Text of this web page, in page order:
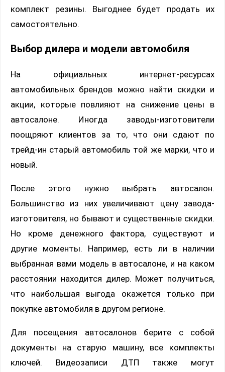
комплект резины. Выгоднее будет продать их
самостоятельно.
Выбор дилера и модели автомобиля
На официальных интернет-ресурсах
автомобильных брендов можно найти скидки и
акции, которые повлияют на снижение цены в
автосалоне. Иногда заводы-изготовители
поощряют клиентов за то, что они сдают по
трейд-ин старый автомобиль той же марки, что и
новый.
После этого нужно выбрать автосалон.
Большинство из них увеличивают цену завода-
изготовителя, но бывают и существенные скидки.
Но кроме денежного фактора, существуют и
другие моменты. Например, есть ли в наличии
выбранная вами модель в автосалоне, и на каком
расстоянии находится дилер. Может получиться,
что наибольшая выгода окажется только при
покупке автомобиля в другом регионе.
Для посещения автосалонов берите с собой
документы на старую машину, все комплекты
ключей. Видеозаписи ДТП также могут